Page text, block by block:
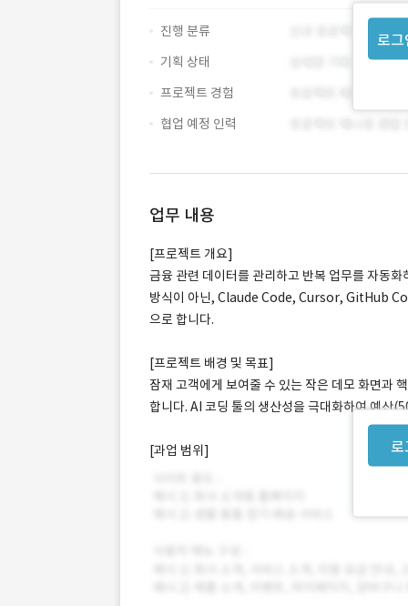
로
진행 분류
기획 상태
프로젝트 경험
협업 예정 인력
업무 내용
[프로젝트 개요]
금융 관련 데이터를 관리하고 반복 업무를 자동
방식이 아닌, Claude Code, Cursor, GitHub
으로 합니다.
[프로젝트 배경 및 목표]
잠재 고객에게 보여줄 수 있는 작은 데모 화면과
합니다. AI 코딩 툴의 생산성을 극대화하여 예산
[과업 범위]